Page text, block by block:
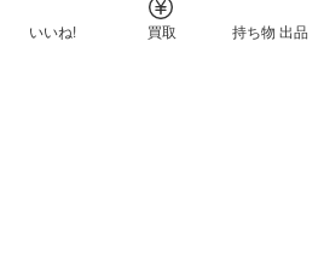
いいね! 買取 持ち物 出品